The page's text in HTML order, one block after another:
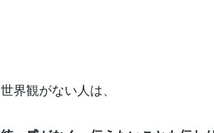
世界観がない人は、